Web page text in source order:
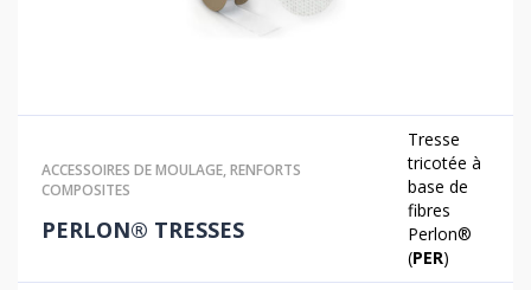
ACCESSOIRES DE MOULAGE,RENFORTS
COMPOSITES
PERLON® TRESSES
Tresse
tricotée à
base de
fibres
Perlon®
(PER)